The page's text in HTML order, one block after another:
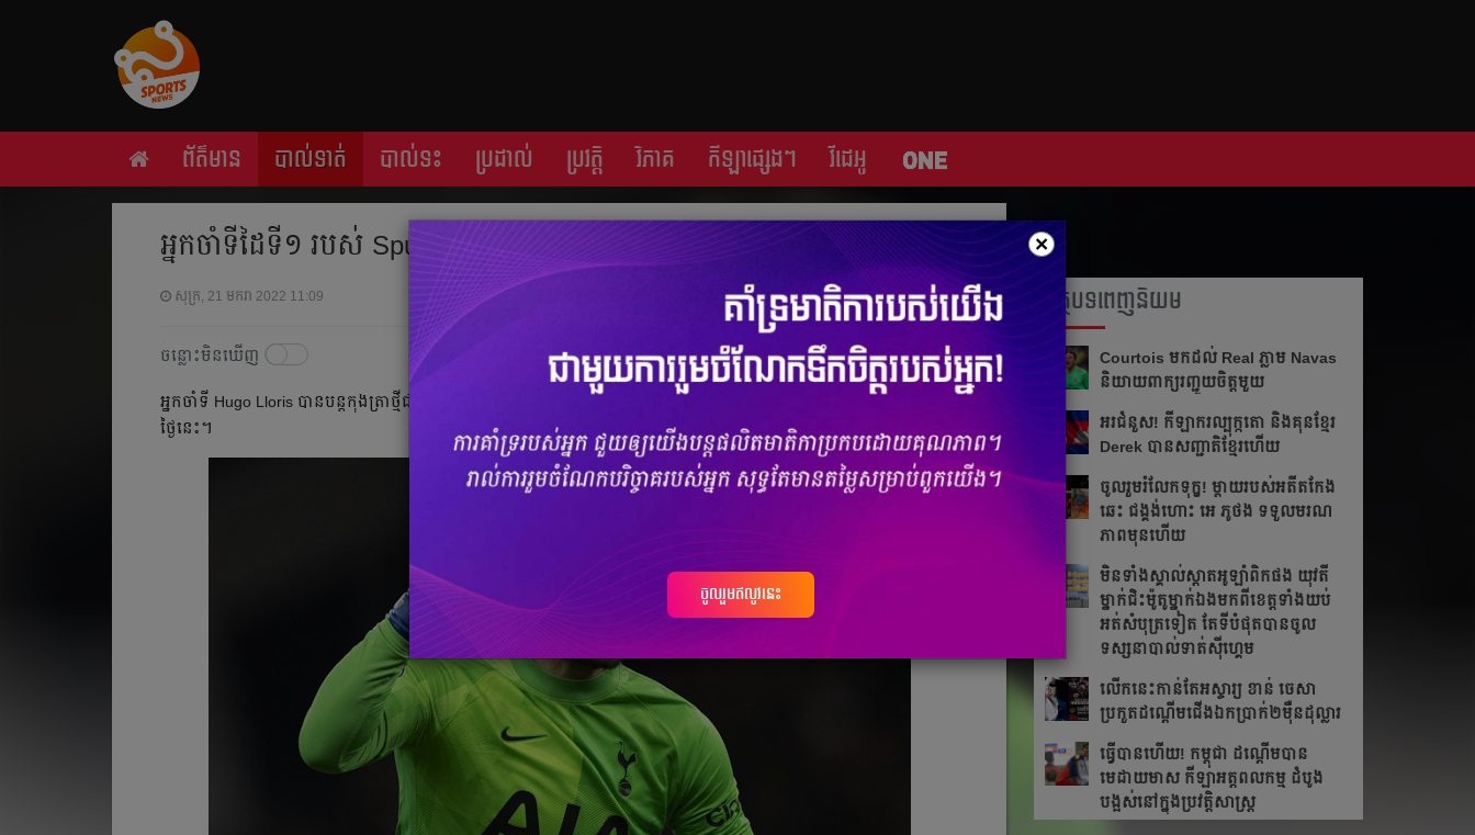
ព័ត៌មាន បាល់ទាត់ បាល់ទះ ប្រដាល់ ប្រវត្តិ​​ វិភាគ កីឡា​ផ្សេង​ៗ វីដេអូ
អ្នកចាំទី​ដៃ​ទី​១ របស់​ Spurs បាន​បន្ត​កុងត្រា​ថ្មី​ ២ឆ្នាំ​បន្ថែម​ទៀត​
សុក្រ, 21 មករា 2022 11:09 ចំនួនមតិ0| ចំនួនចែករំលែក 0
ចន្លោះមិនឃើញ
អ្នកចាំទី​ Hugo Lloris បាន​បន្ត​កុងត្រា​ថ្មី​ជា​មួយ​ក្លឹប​ Tottenham Hotspure រយៈ​ពេល​ ២ឆ្នាំ​បន្ថែម​ទៀត​រហូតដល់ឆ្នាំ២០២៤ នៅ​ក្នុង​
ថ្ងៃ​នេះ។
អត្ថបទពេញនិយម
Courtois មក​ដល់​ Real ភ្លាម​​ Navas
និយាយ​ពាក្យ​រញ្ជួយ​ចិត្ត​មួយ​
អរ​ជំនួស!​ កីឡាករ​ល្បុក្កតោ​ និង​គុន​ខ្មែរ​
Derek​ បាន​សញ្ជាតិ​ខ្មែរ​ហើយ​
ចូលរួម​រំលែក​ទុក្ខ​! ម្ដាយ​របស់​អតីត​កែង​
ឆេះ​ ជង្គង់​ហោះ​ អេ​ ភូថង​ ទទួល​មរណ
ភាព​មុន​ហើយ
មិនទាំងស្គាល់ស្តាតអូឡាំពិកផង យុវតី
ម្នាក់ជិះម៉ូតូម្នាក់ឯងមកពីខេត្ត​ទាំង​យប់
អត់សំបុត្រទៀត តែ​ទី​បំផុត​បាន​ចូល​
ទស្សនា​បាល់ទាត់ស៊ីហ្គេម
លើក​នេះ​កាន់​តែ​អស្ចារ្យ ខាន់ ចេសា
ប្រកួត​ដណ្តើម​ជើង​ឯកប្រាក់២ម៉ឺនដុល្លារ​
ធ្វើបានហើយ! កម្ពុជា ដណ្តើមបាន
មេដាយមាស កីឡាអត្តពលកម្ម ដំបូង
បង្អស់នៅក្នុងប្រវត្តិសាស្រ្ត
×
ចូលរួមឥលូវនេះ